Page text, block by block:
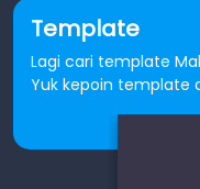
Template
Lagi cari template
Yuk kepoin template